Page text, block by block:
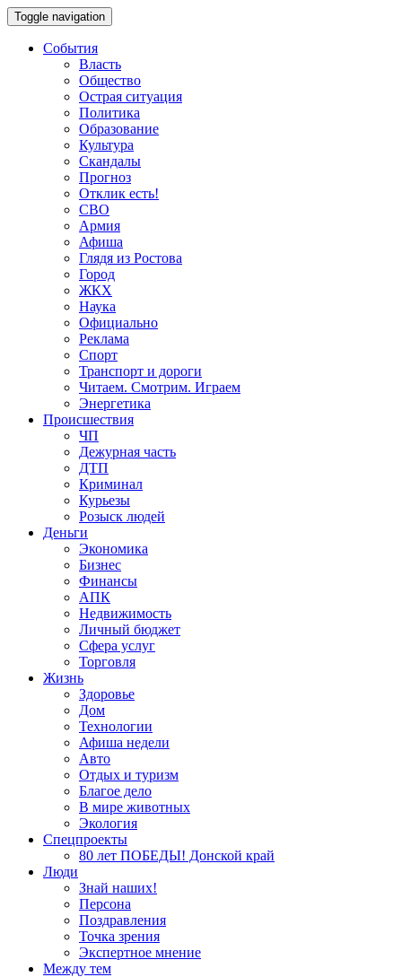
Toggle navigation
События
Власть
Общество
Острая ситуация
Политика
Образование
Культура
Скандалы
Прогноз
Отклик есть!
СВО
Армия
Афиша
Глядя из Ростова
Город
ЖКХ
Наука
Официально
Реклама
Спорт
Транспорт и дороги
Читаем. Смотрим. Играем
Энергетика
Происшествия
ЧП
Дежурная часть
ДТП
Криминал
Курьезы
Розыск людей
Деньги
Экономика
Бизнес
Финансы
АПК
Недвижимость
Личный бюджет
Сфера услуг
Торговля
Жизнь
Здоровье
Дом
Технологии
Афиша недели
Авто
Отдых и туризм
Благое дело
В мире животных
Экология
Спецпроекты
80 лет ПОБЕДЫ! Донской край
Люди
Знай наших!
Персона
Поздравления
Точка зрения
Экспертное мнение
Между тем